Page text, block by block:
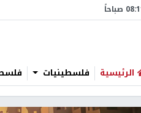
الرئيسية فلسطينيات